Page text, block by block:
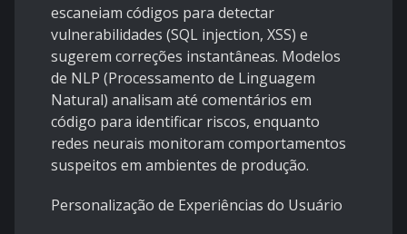
escaneiam códigos para detectar
vulnerabilidades (SQL injection, XSS) e
sugerem correções instantâneas. Modelos
de NLP (Processamento de Linguagem
Natural) analisam até comentários em
código para identificar riscos, enquanto
redes neurais monitoram comportamentos
suspeitos em ambientes de produção.
Personalização de Experiências do Usuário